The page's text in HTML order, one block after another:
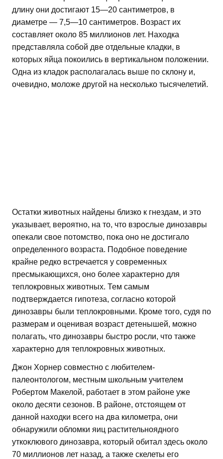
длину они достигают 15—20 сантиметров, в
диаметре — 7,5—10 сантиметров. Возраст их
составляет около 85 миллионов лет. Находка
представляла собой две отдельные кладки, в
которых яйца покоились в вертикальном положении.
Одна из кладок располагалась выше по склону и,
очевидно, моложе другой на несколько тысячелетий.
Остатки животных найдены близко к гнездам, и это
указывает, вероятно, на то, что взрослые динозавры
опекали свое потомство, пока оно не достигало
определенного возраста. Подобное поведение
крайне редко встречается у современных
пресмыкающихся, оно более характерно для
теплокровных животных. Тем самым
подтверждается гипотеза, согласно которой
динозавры были теплокровными. Кроме того, судя по
размерам и оценивая возраст детенышей, можно
полагать, что динозавры быстро росли, что также
характерно для теплокровных животных.
Джон Хорнер совместно с любителем-
палеонтологом, местным школьным учителем
Робертом Макелой, работает в этом районе уже
около десяти сезонов. В районе, отстоящем от
данной находки всего на два километра, они
обнаружили обломки яиц растительноядного
уткоклювого динозавра, который обитал здесь около
70 миллионов лет назад, а также скелеты его